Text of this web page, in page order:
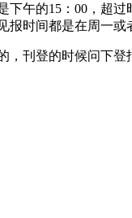
午的15：00，超过
时间都是在周一
刊登的时候问下登